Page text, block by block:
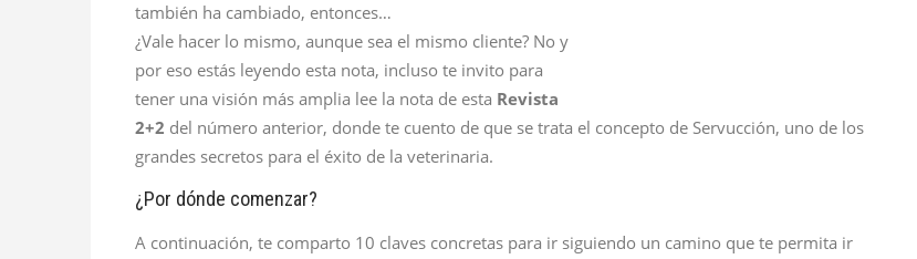
también ha cambiado, entonces…
¿Vale hacer lo mismo, aunque sea el mismo cliente? No y
por eso estás leyendo esta nota, incluso te invito para
tener una visión más amplia lee la nota de esta Revista
2+2 del número anterior, donde te cuento de que se trata el concepto de Servucción, uno de los
grandes secretos para el éxito de la veterinaria.
¿Por dónde comenzar?
A continuación, te comparto 10 claves concretas para ir siguiendo un camino que te permita ir